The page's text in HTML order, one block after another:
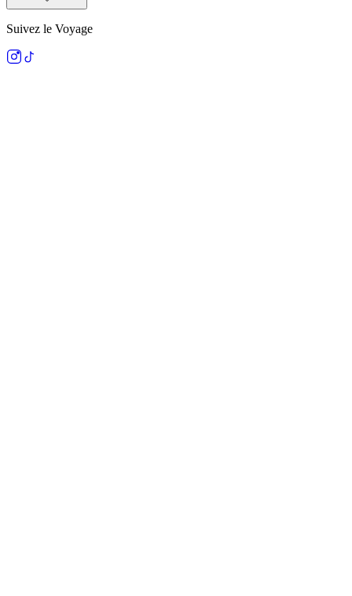
Suivez le Voyage